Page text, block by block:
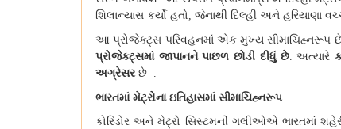
શિલાન્યાસ કર્યો હતો, જેનાથી દિલ્હી અને હરિયાણા
આ પ્રોજેક્ટ્સ પરિવહનમાં એક મુખ્ય સીમાચિહ્નરૂપ
પ્રોજેક્ટ્સમાં જાપાનને પાછળ છોડી દીધું છે.અત્યારે
અગ્રેસરછે .
ભારતમાં મેટ્રોના ઇતિહાસમાં સીમાચિહ્નરૂપ
કોરિડોર અને મેટ્રો સિસ્ટમની ગલીઓએ ભારતમાં